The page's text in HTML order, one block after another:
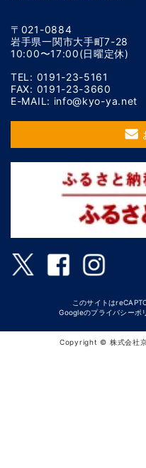
〒021-0884
岩手県一関市大手町7-28
10:00〜17:00(日曜定休)
TEL: 0191-23-5161
FAX: 0191-23-3660
E-MAIL: info@kyo-ya.net
このサイトは
Googleのプライバシーポ
Copyright © 株式会社